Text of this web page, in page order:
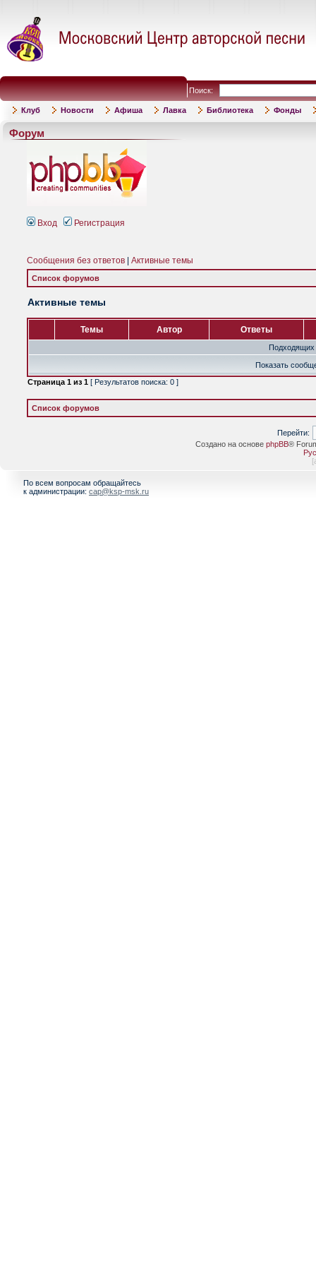
Поиск:
Клуб Новости Афиша Лавка Библиотека Фонды
Форум
Вход Регистрация
Сообщения без ответов Активные темы
Список форумов
Активные темы
Темы Автор Ответы
Подходящих
Показать
Страница 1 из 1 [ Результатов поиска: 0 ]
Список форумов
Перейти:
Создано на основе phpBB®
[
По всем вопросам обращайтесь
к администрации: cap@ksp-msk.ru